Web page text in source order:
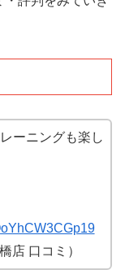
ーニングも楽し
店 口コミ）